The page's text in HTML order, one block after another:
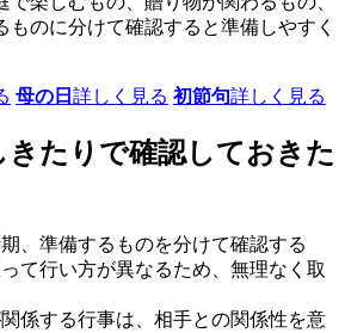
ものに分けて確認すると準備しやすく
母の日 詳しく見る 初節句詳しく見る
きたりで確認しておきた
、準備するものを分けて確認する
て行い方が異なるため、無理なく取
係する行事は、相手との関係性を意